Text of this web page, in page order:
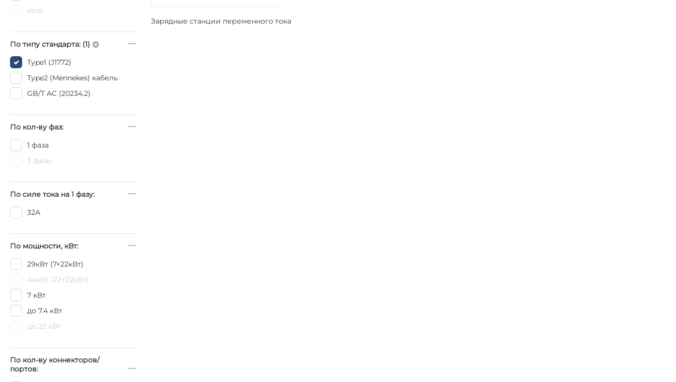
Зарядные станции переменного тока
etrel
По типу стандарта: (1)
Type1 (J1772)
Type2 (Mennekes) кабель
GB/T AC (20234.2)
По кол-ву фаз:
1 фаза
3 фазы
По силе тока на 1 фазу:
32А
По мощности, кВт:
29кВт (7+22кВт)
44кВт (22+22кВт)
7 кВт
до 7.4 кВт
до 22 кВт
По кол-ву коннекторов/
портов: